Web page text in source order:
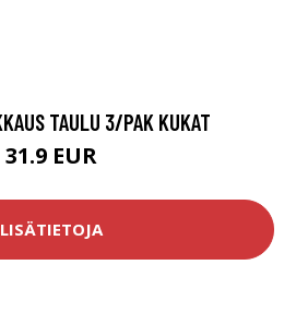
TAULU 3/PAK KUKAT
31.9 EUR
LISÄTIETOJA